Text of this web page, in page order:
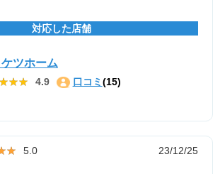
対応した店舗
ツホーム
4.9 口コミ (15)
5.0
23/12/25